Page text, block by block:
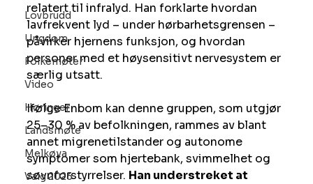
Lovbrudd
Ungdom
Folkemøter
Video
Høringer
Landsmøte
Melkøya
Valg 2025
relatert til infralyd. Han forklarte hvordan
lavfrekvent lyd – under hørbarhetsgrensen –
påvirker hjernens funksjon, og hvordan
personer med et høysensitivt nervesystem er
særlig utsatt.
Ifølge Enbom kan denne gruppen, som utgjør
25–30 % av befolkningen, rammes av blant
annet migrenetilstander og autonome
symptomer som hjertebank, svimmelhet og
søvnforstyrrelser. Han understreket at